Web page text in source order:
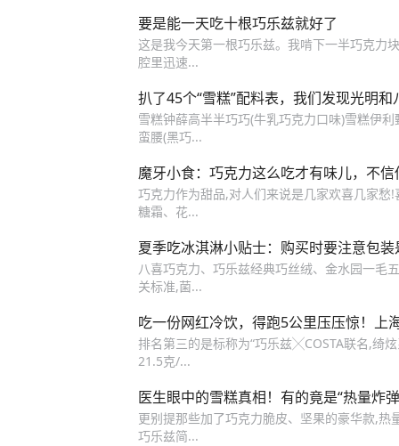
要是能一天吃十根巧乐兹就好了
这是我今天第一根巧乐兹。我啃下一半巧克力
腔里迅速...
扒了45个“雪糕”配料表，我们发现光明
雪糕钟薛高半半巧巧(牛乳巧克力口味)雪糕伊
蛮腰(黑巧...
魔牙小食：巧克力这么吃才有味儿，不
巧克力作为甜品,对人们来说是几家欢喜几家
糖霜、花...
夏季吃冰淇淋小贴士：购买时要注意包
八喜巧克力、巧乐兹经典巧丝绒、金水园一毛
关标准,菌...
吃一份网红冷饮，得跑5公里压压惊！上
排名第三的是标称为“巧乐兹╳COSTA联名,绮
21.5克/...
医生眼中的雪糕真相！有的竟是“热量炸
更别提那些加了巧克力脆皮、坚果的豪华款,
巧乐兹简...